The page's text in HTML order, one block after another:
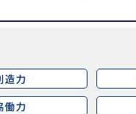
造力
働力